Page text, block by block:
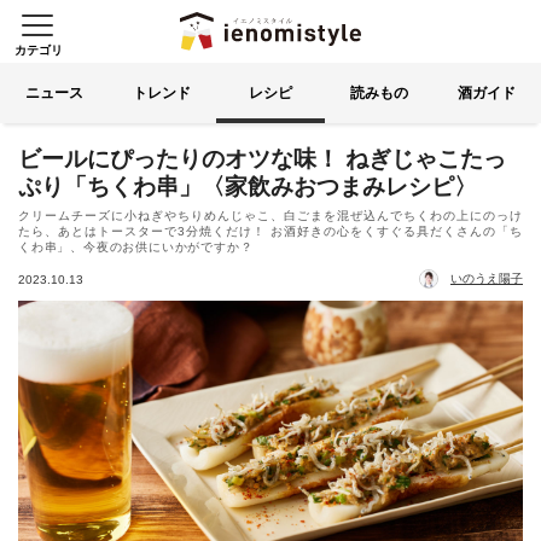
イエノミスタイル 家飲みを楽
カテゴリ
る
ニュース トレンド レシピ 読みもの 酒ガイド
ビールにぴったりのオツな味！ ねぎじゃこたっ
ぷり「ちくわ串」〈家飲みおつまみレシピ〉
クリームチーズに小ねぎやちりめんじゃこ、白ごまを混ぜ込んでちくわの上にのっけ
たら、あとはトースターで3分焼くだけ！ お酒好きの心をくすぐる具だくさんの「ち
くわ串」、今夜のお供にいかがですか？
2023.10.13 いのうえ陽子